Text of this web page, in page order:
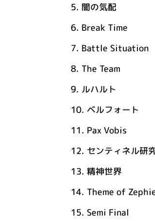
5. 闇の気配
6. Break Time
7. Battle Situation
8. The Team
9. ルハルト
10. ベルフォート
11. Pax Vobis
12. センティネル研
13. 精神世界
14. Theme of
15. Semi Final